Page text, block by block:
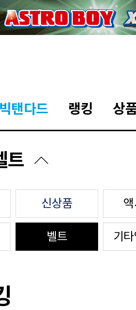
빅탠다드 랭킹 상
트
신상품
벨트 기